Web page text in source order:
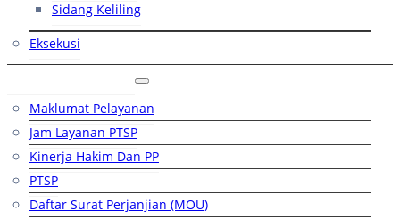
Sidang Keliling
Eksekusi
Maklumat Pelayanan
Jam Layanan PTSP
Kinerja Hakim Dan PP
PTSP
Daftar Surat Perjanjian (MOU)